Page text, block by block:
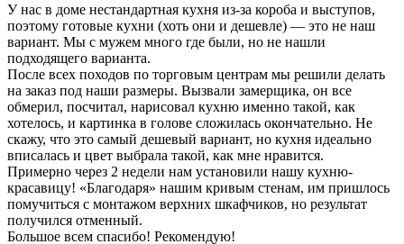
У нас в доме нестандартная кухня из-за короба и выступов,
поэтому готовые кухни (хоть они и дешевле) — это не наш
вариант. Мы с мужем много где были, но не нашли
подходящего варианта.
После всех походов по торговым центрам мы решили делать
на заказ под наши размеры. Вызвали замерщика, он все
обмерил, посчитал, нарисовал кухню именно такой, как
хотелось, и картинка в голове сложилась окончательно. Не
скажу, что это самый дешевый вариант, но кухня идеально
вписалась и цвет выбрала такой, как мне нравится.
Примерно через 2 недели нам установили нашу кухню-
красавицу! «Благодаря» нашим кривым стенам, им пришлось
помучиться с монтажом верхних шкафчиков, но результат
получился отменный.
Большое всем спасибо! Рекомендую!